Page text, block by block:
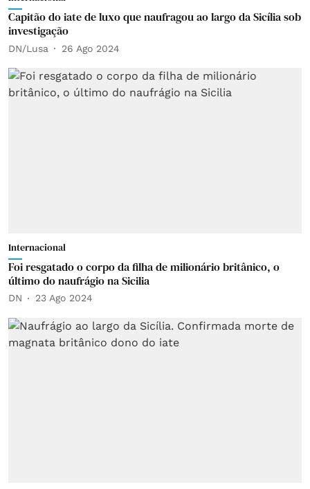
Capitão do iate de luxo que naufragou ao largo da Sicília sob
investigação
DN/Lusa 26 Ago 2024
Internacional
Foi resgatado o corpo da filha de milionário britânico, o
último do naufrágio na Sicilia
DN 23 Ago 2024